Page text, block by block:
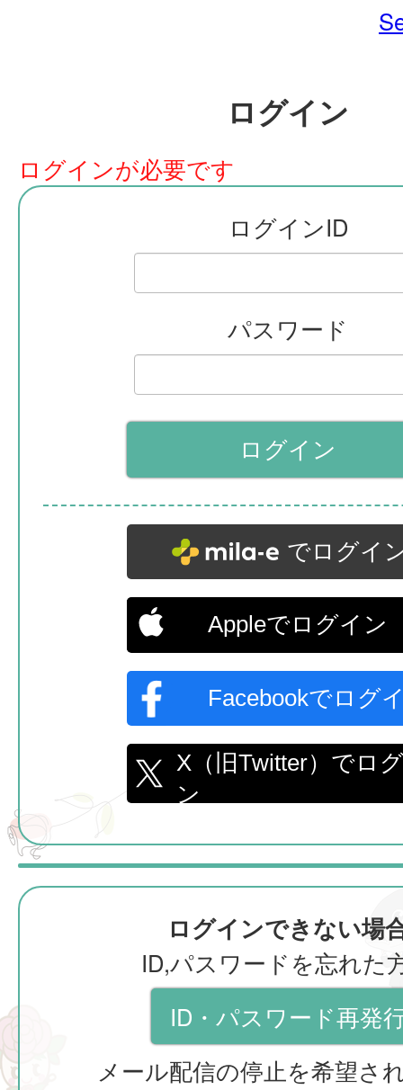
ログイン
ログインが必要です
ログインID
パスワード
でログイ
Appleでログイン
Facebookでログ
X（旧Twitter）でロ
ン
ログインできない場
ID,パスワードを忘れた
ID・パスワード再発
メール配信の停止を希望さ